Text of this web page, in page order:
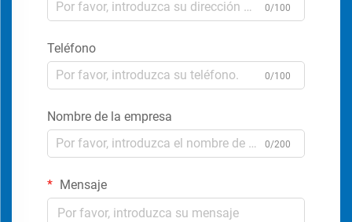
0/100
Teléfono
0/100
Nombre de la empresa
0/200
Mensaje